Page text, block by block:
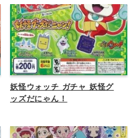
妖怪ウォッチ ガチャ 妖怪グ
ッズだにゃん！